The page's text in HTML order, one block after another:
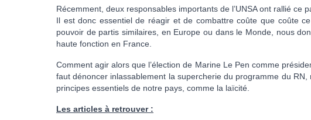
Récemment, deux responsables importants de l’UNSA ont rallié
Il est donc essentiel de réagir et de combattre coûte que coûte
pouvoir de partis similaires, en Europe ou dans le Monde, nous
haute fonction en France.
Comment agir alors que l’élection de Marine Le Pen comme
faut dénoncer inlassablement la supercherie du programme du
principes essentiels de notre pays, comme la laïcité.
Les articles à retrouver :